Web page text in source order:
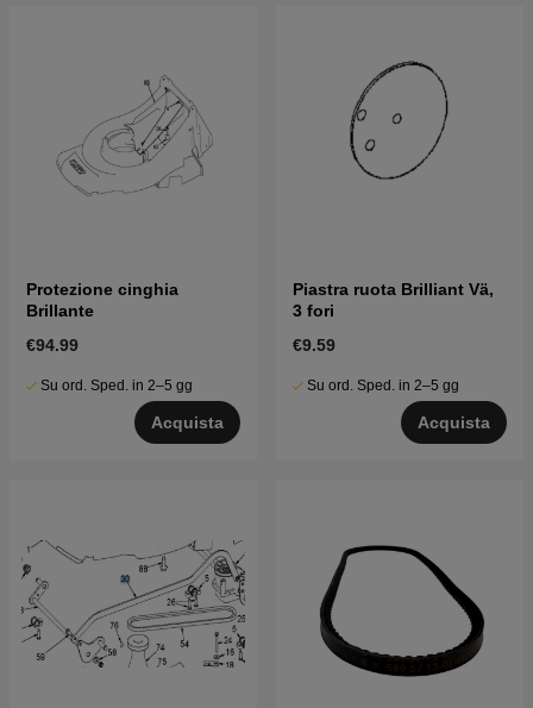
Protezione cinghia
Brillante
€94.99
Su ord. Sped. in 2–5 gg
Acquista
Piastra ruota Brilliant Vä,
3 fori
€9.59
Su ord. Sped. in 2–5 gg
Acquista